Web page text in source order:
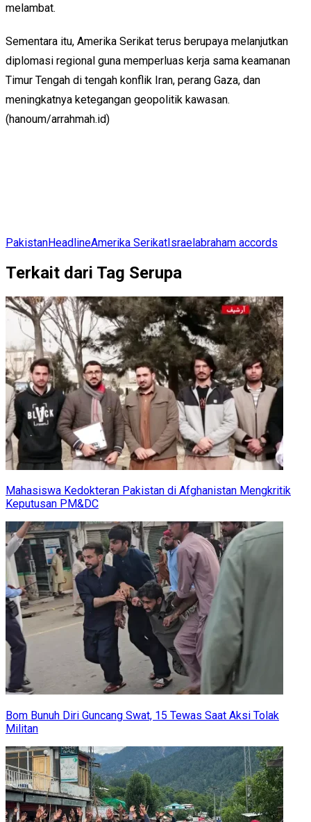
melambat.
Sementara itu, Amerika Serikat terus berupaya melanjutkan
diplomasi regional guna memperluas kerja sama keamanan
Timur Tengah di tengah konflik Iran, perang Gaza, dan
meningkatnya ketegangan geopolitik kawasan.
(hanoum/arrahmah.id)
PakistanHeadlineAmerika SerikatIsraelabraham accords
Terkait dari Tag Serupa
Mahasiswa Kedokteran Pakistan di Afghanistan Mengkritik
Keputusan PM&DC
Bom Bunuh Diri Guncang Swat, 15 Tewas Saat Aksi Tolak
Militan